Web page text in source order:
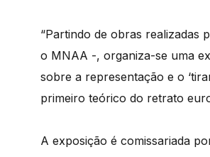
“Partindo de obras realizadas
o MNAA -, organiza-se uma
sobre a representação e o
primeiro teórico do retrato
A exposição é comissariada